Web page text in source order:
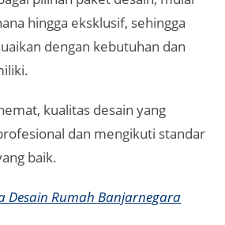
hingga eksklusif, sehingga
dengan kebutuhan dan
kualitas desain yang
dan mengikuti standar
baik.
Desain Rumah Banjarnegara